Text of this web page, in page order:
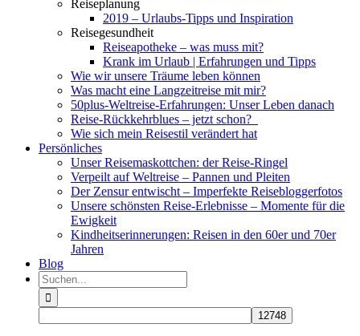
Reiseplanung
2019 – Urlaubs-Tipps und Inspiration
Reisegesundheit
Reiseapotheke – was muss mit?
Krank im Urlaub | Erfahrungen und Tipps
Wie wir unsere Träume leben können
Was macht eine Langzeitreise mit mir?
50plus-Weltreise-Erfahrungen: Unser Leben danach
Reise-Rückkehrblues – jetzt schon?
Wie sich mein Reisestil verändert hat
Persönliches
Unser Reisemaskottchen: der Reise-Ringel
Verpeilt auf Weltreise – Pannen und Pleiten
Der Zensur entwischt – Imperfekte Reisebloggerfotos
Unsere schönsten Reise-Erlebnisse – Momente für die
Ewigkeit
Kindheitserinnerungen: Reisen in den 60er und 70er
Jahren
Blog
Suche
nach: